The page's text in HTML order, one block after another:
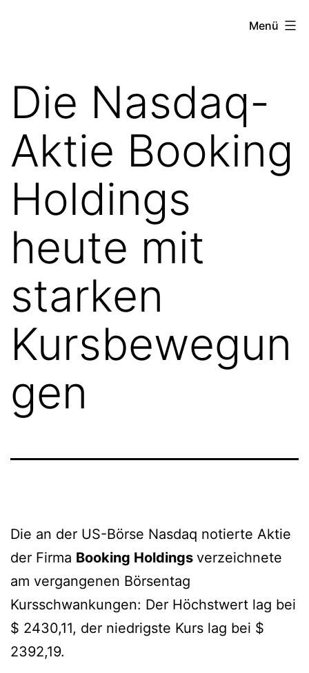
project
Menü
Die Nasdaq-
Aktie Booking
Holdings
heute mit
starken
Kursbewegun
gen
Die an der US-Börse Nasdaq notierte Aktie
der Firma Booking Holdings verzeichnete
am vergangenen Börsentag
Kursschwankungen: Der Höchstwert lag bei
$ 2430,11, der niedrigste Kurs lag bei $
2392,19.